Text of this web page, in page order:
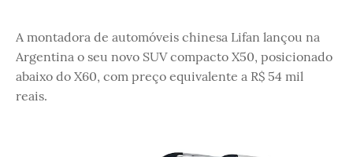
A montadora de automóveis chinesa Lifan lançou na
Argentina o seu novo SUV compacto X50, posicionado
abaixo do X60, com preço equivalente a R$ 54 mil
reais.